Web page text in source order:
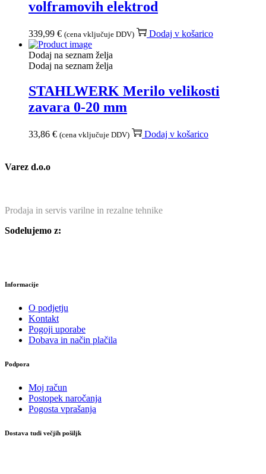
volframovih elektrod
339,99 € (cena vključuje DDV) Dodaj v košarico
Dodaj na seznam želja
Dodaj na seznam želja
STAHLWERK Merilo velikosti
zavara 0-20 mm
33,86 € (cena vključuje DDV) Dodaj v košarico
Varez d.o.o
Prodaja in servis varilne in rezalne tehnike
Sodelujemo z:
Informacije
O podjetju
Kontakt
Pogoji uporabe
Dobava in način plačila
Podpora
Moj račun
Postopek naročanja
Pogosta vprašanja
Dostava tudi večjih pošiljk